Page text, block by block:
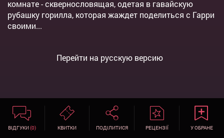
комнате - сквернословящая, одетая в гавайскую
рубашку горилла, которая жаждет поделиться с Гарри
своими...
Перейти на русскую версию
ВІДГУКИ(0) КВИТКИ ПОДІЛИТИСЯ РЕЦЕНЗІЇ У ОБРАНЕ